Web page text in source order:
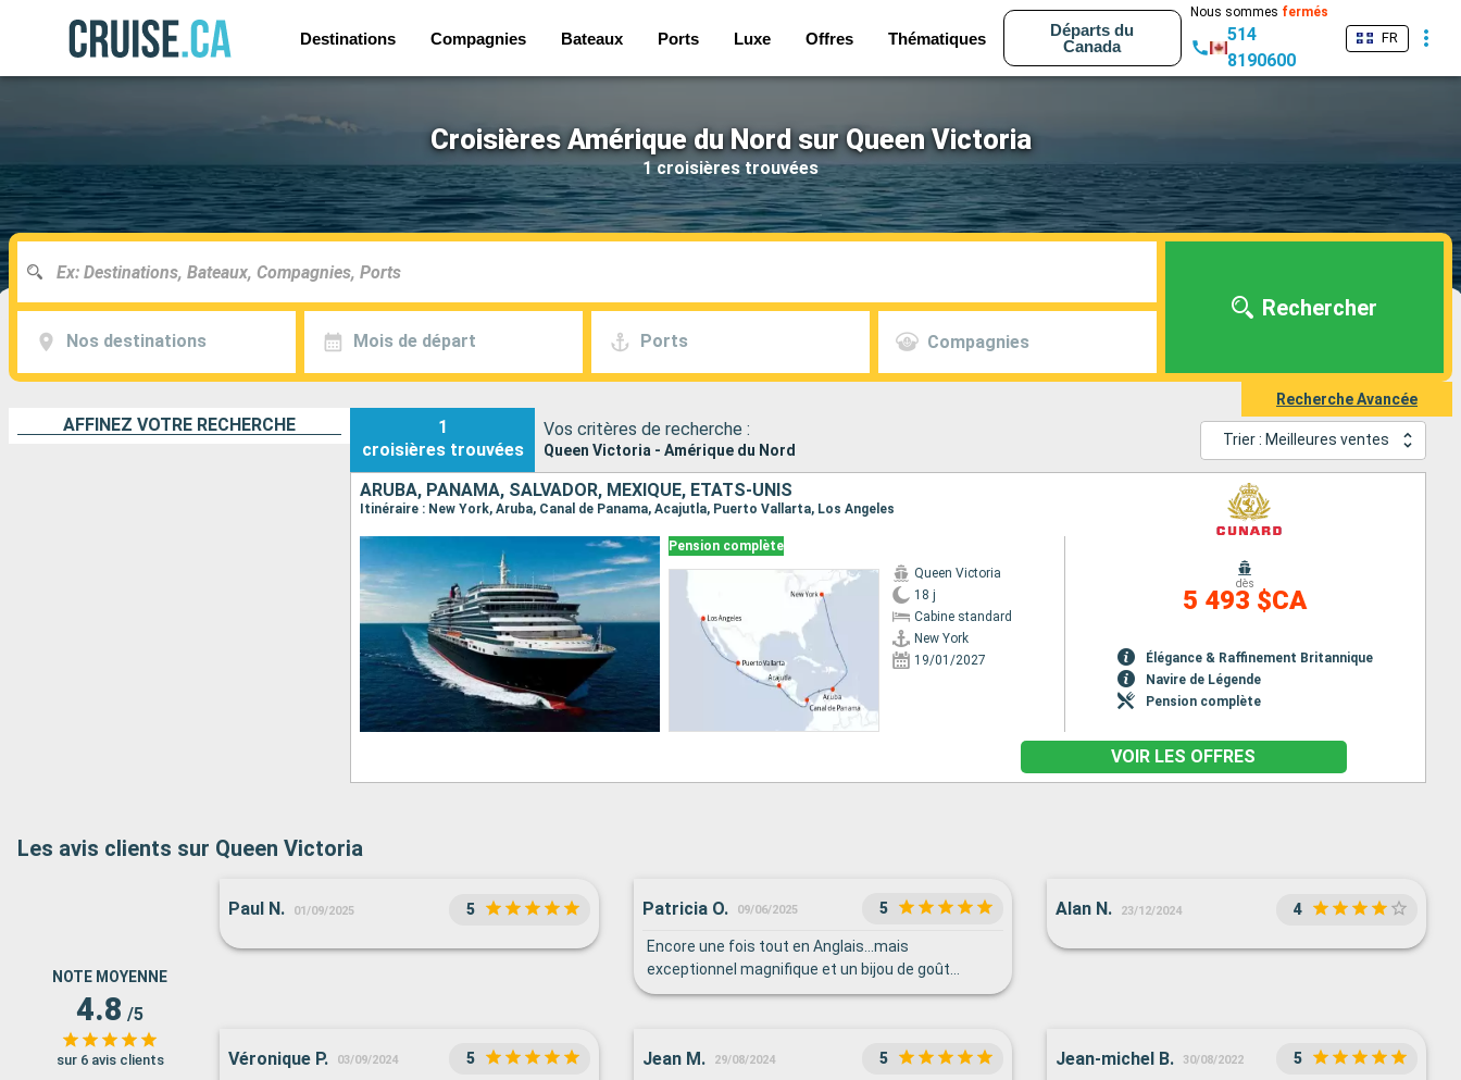
Destinations Compagnies Bateaux Ports Luxe Offres Thématiques
Départs du
Canada
Nous sommes fermés
514
8190600
FR
Croisières Amérique du Nord sur Queen Victoria
1 croisières trouvées
Nos destinations Mois de départ Ports Compagnies
Rechercher
Recherche Avancée
AFFINEZ VOTRE RECHERCHE
1
croisières trouvées
Vos critères de recherche :
Queen Victoria - Amérique du Nord
Trier : Meilleures ventes
ARUBA, PANAMA, SALVADOR, MEXIQUE, ÉTATS-UNIS
Itinéraire : New York, Aruba, Canal de Panama, Acajutla, Puerto Vallarta, Los Angeles
Pension complète
Queen Victoria
18 j
Cabine standard
New York
19/01/2027
dès
5 493 $CA
Élégance & Raffinement Britannique
Navire de Légende
Pension complète
VOIR LES OFFRES
Les avis clients sur Queen Victoria
NOTE MOYENNE
4.8 /5
sur 6 avis clients
Paul N. 01/09/2025 5 Patricia O. 09/06/2025 5
Encore une fois tout en Anglais...mais
exceptionnel magnifique et un bijou de goût...
Alan N. 23/12/2024 4
Véronique P. 03/09/2024 5 Jean M. 29/08/2024 5 Jean-michel B. 30/08/2022 5